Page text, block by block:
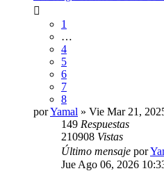
1
…
4
5
6
7
8
porYamal » Vie Mar 21,
149 Respuestas
210908 Vistas
Último mensaje por
Jue Ago 06, 2026